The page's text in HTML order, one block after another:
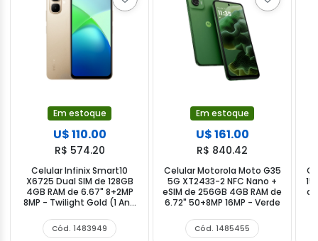
Em estoque
U$ 110.00
R$ 574.20
Celular Infinix Smart10
X6725 Dual SIM de 128GB
4GB RAM de 6.67" 8+2MP
8MP - Twilight Gold (1 Ano
Cód. 1483949
Em estoque
U$ 161.00
R$ 840.42
Celular Motorola Moto G35
5G XT2433-2 NFC Nano +
eSIM de 256GB 4GB RAM de
6.72" 50+8MP 16MP - Verde
Cód. 1485455
15